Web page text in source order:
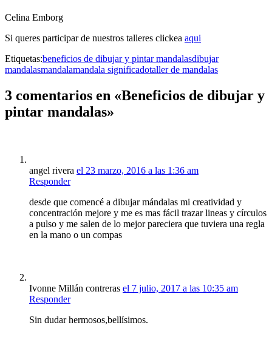
Celina Emborg
Si queres participar de nuestros talleres clickea aqui
Etiquetas:beneficios de dibujar y pintar mandalasdibujar
mandalasmandalamandala significadotaller de mandalas
3 comentarios en «Beneficios de dibujar y
pintar mandalas»
angel rivera el 23 marzo, 2016 a las 1:36 am
Responder
desde que comencé a dibujar mándalas mi creatividad y
concentración mejore y me es mas fácil trazar lineas y círculos
a pulso y me salen de lo mejor pareciera que tuviera una regla
en la mano o un compas
Ivonne Millán contreras el 7 julio, 2017 a las 10:35 am
Responder
Sin dudar hermosos,bellísimos.